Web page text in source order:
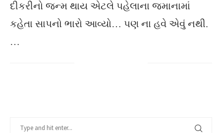
દીકરીનો જન્મ થાય એટલે પહેલાના જમાનામાં
કહેતા સાપનો ભારો આવ્યો… પણ ના હવે એવું નથી.
…